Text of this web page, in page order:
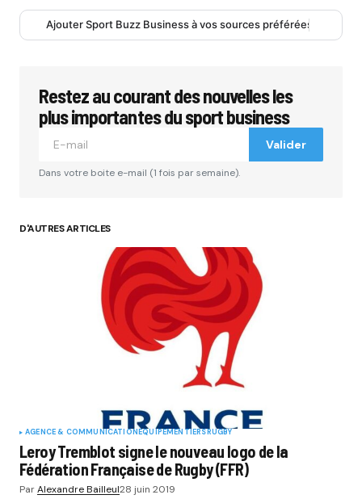
Ajouter Sport Buzz Business à vos sources préférées
Restez au courant des nouvelles les
plus importantes du sport business
Valider
Dans votre boite e-mail (1 fois par semaine).
D'AUTRES ARTICLES
AGENCE & COMMUNICATIONEQUIPEMENTIERSRUGBY
Leroy Tremblot signe le nouveau logo de la
Fédération Française de Rugby (FFR)
ParAlexandre Bailleul28 juin 2019